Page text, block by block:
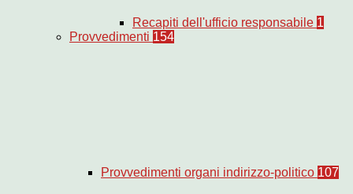
Recapiti dell'ufficio responsabile 1
Provvedimenti 154
Provvedimenti organi indirizzo-politico 107